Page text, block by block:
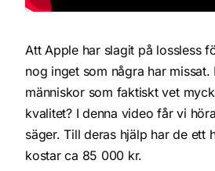
Att Apple har slagit på lossless
nog inget som några har
människor som faktiskt vet
kvalitet? I denna video får vi
säger. Till deras hjälp har de ett
kostar ca 85 000 kr.